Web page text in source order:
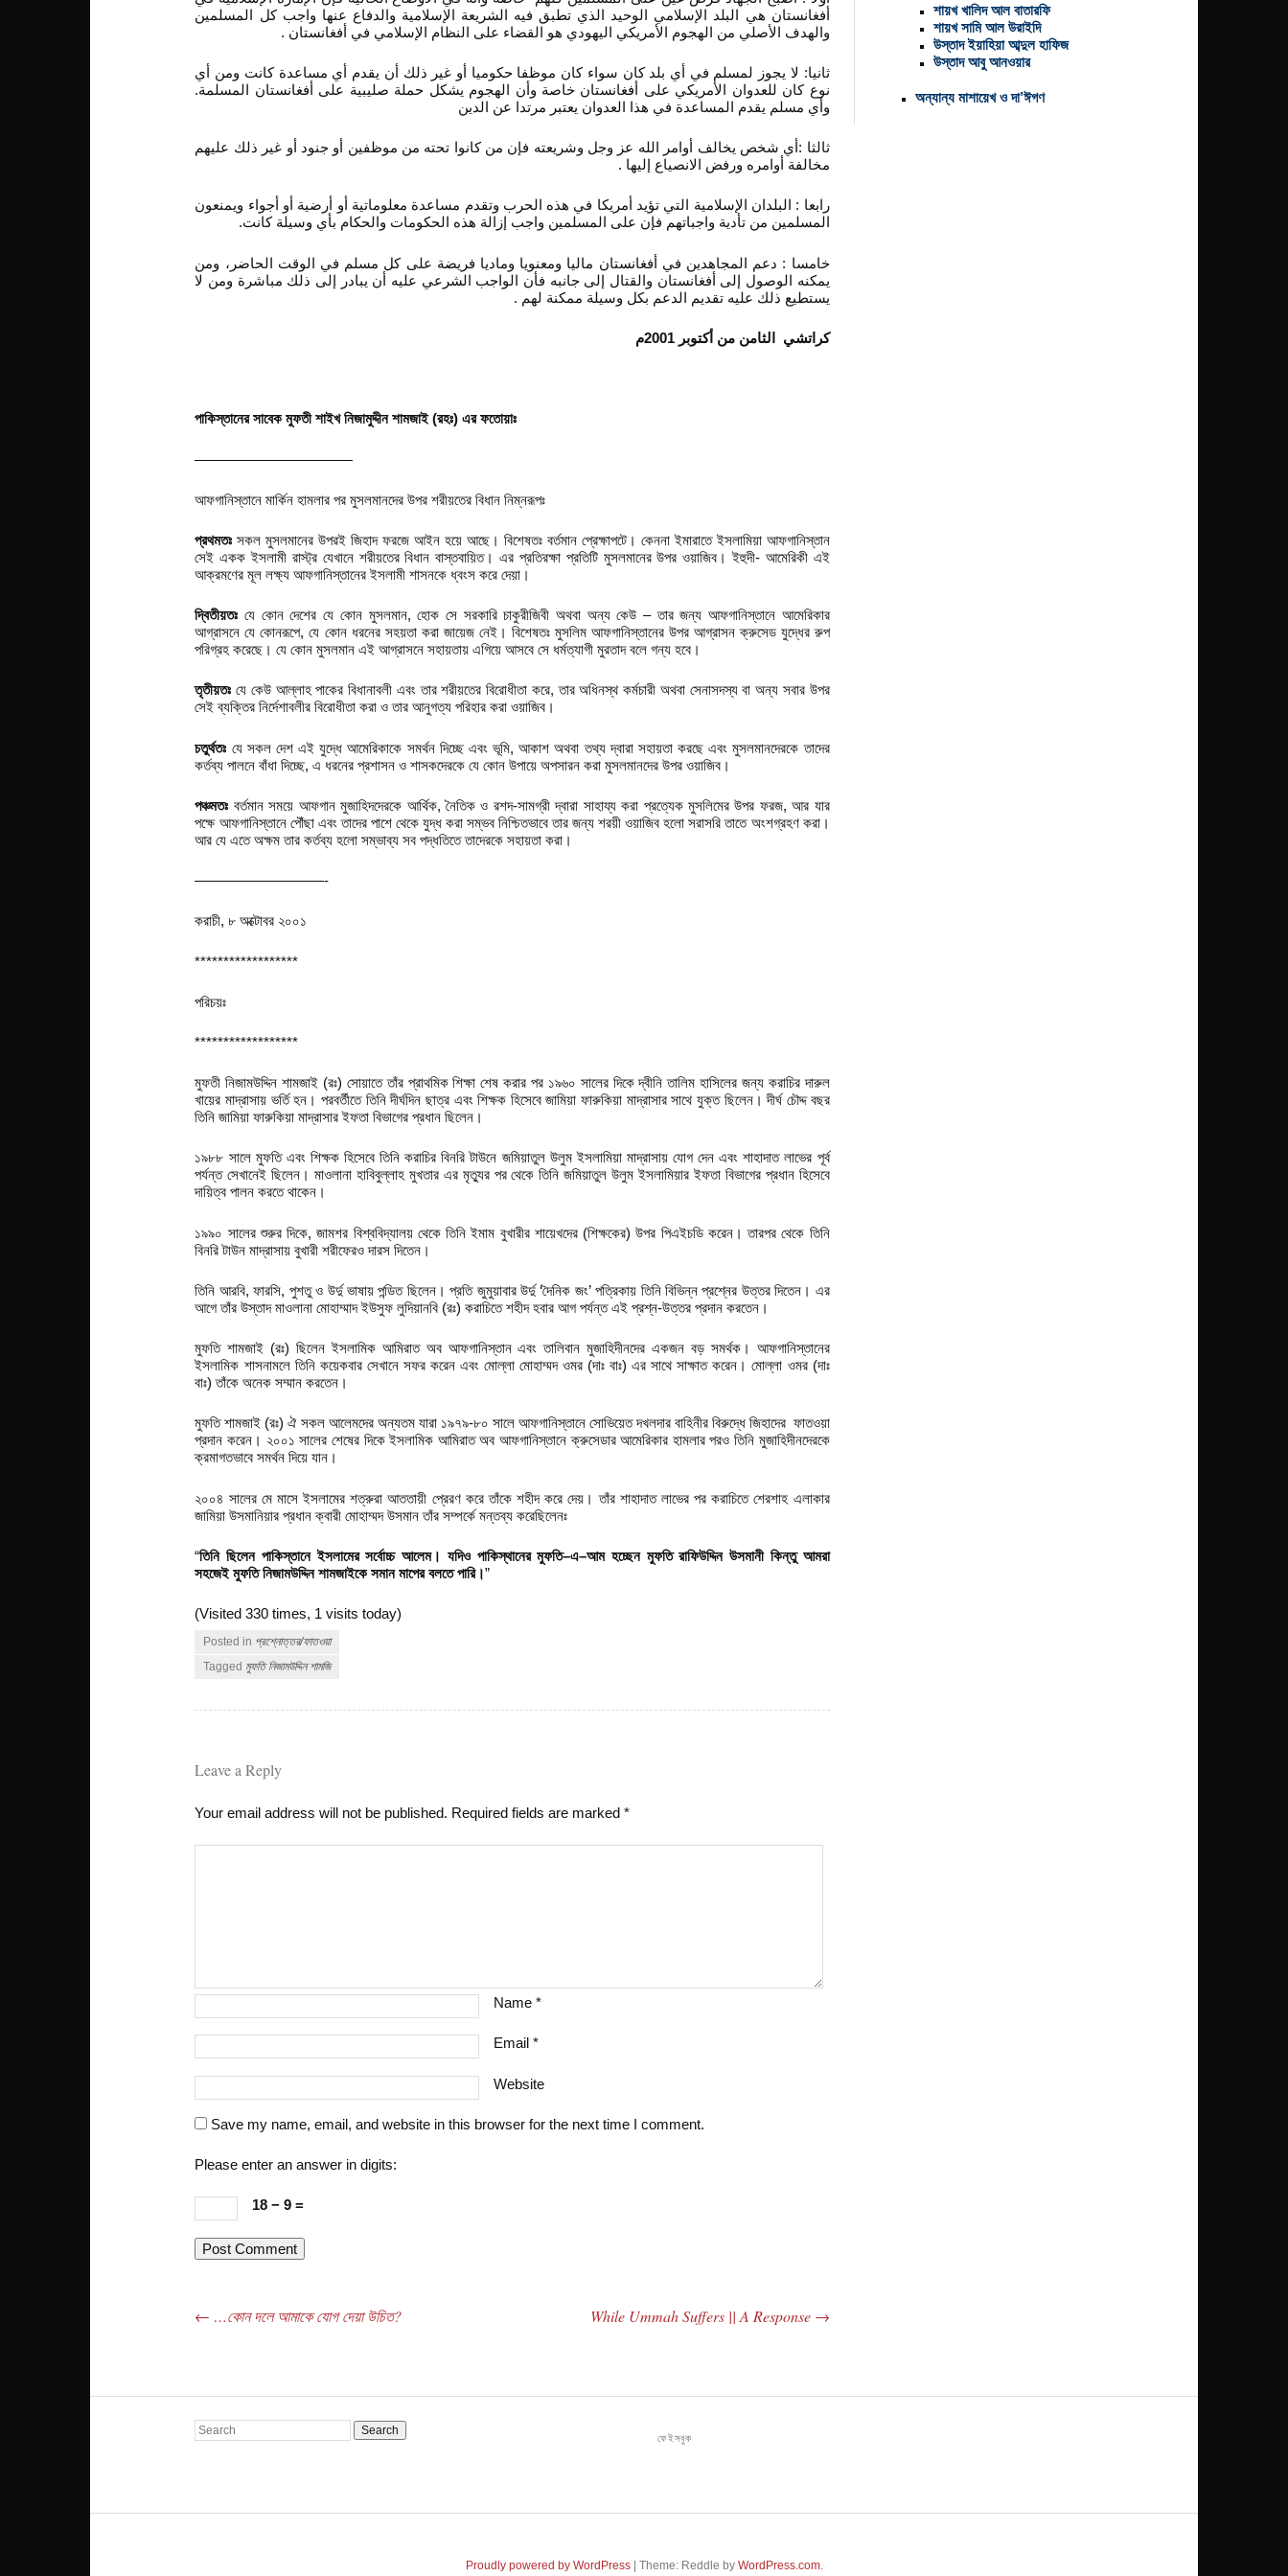
أفغانستان هي البلد الإسلامي الوحيد الذي تطبق فيه الشريعة الإسلامية والدفاع عنها واجب كل المسلمين
والهدف الأصلي من الهجوم الأمريكي اليهودي هو القضاء على النظام الإسلامي في أفغانستان .
ثانيا: لا يجوز لمسلم في أي بلد كان سواء كان موظفا حكوميا أو غير ذلك أن يقدم أي مساعدة كانت ومن أي
نوع كان للعدوان الأمريكي على أفغانستان خاصة وأن الهجوم يشكل حملة صليبية على أفغانستان المسلمة.
وأي مسلم يقدم المساعدة في هذا العدوان يعتبر مرتدا عن الدين
ثالثا :أي شخص يخالف أوامر الله عز وجل وشريعته فإن من كانوا تحته من موظفين أو جنود أو غير ذلك عليهم
مخالفة أوامره ورفض الانصياع إليها .
رابعا : البلدان الإسلامية التي تؤيد أمريكا في هذه الحرب وتقدم مساعدة معلوماتية أو أرضية أو أجواء ويمنعون
المسلمين من تأدية واجباتهم فإن على المسلمين واجب إزالة هذه الحكومات والحكام بأي وسيلة كانت.
خامسا : دعم المجاهدين في أفغانستان ماليا ومعنويا وماديا فريضة على كل مسلم في الوقت الحاضر، ومن
يمكنه الوصول إلى أفغانستان والقتال إلى جانبه فأن الواجب الشرعي عليه أن يبادر إلى ذلك مباشرة ومن لا
يستطيع ذلك عليه تقديم الدعم بكل وسيلة ممكنة لهم .
كراتشي الثامن من أكتوبر 2001م
পাকিস্তানের সাবেক মুফতী শাইখ নিজামুদ্দীন শামজাই (রহঃ) এর ফতোয়াঃ
———————————
আফগানিস্তানে মার্কিন হামলার পর মুসলমানদের উপর শরীয়তের বিধান নিম্নরূপঃ
প্রথমতঃসকল মুসলমানের উপরই জিহাদ ফরজে আইন হয়ে আছে। বিশেষতঃ বর্তমান প্রেক্ষাপটে। কেননা ইমারাতে ইসলামিয়া আফগানিস্তান
সেই একক ইসলামী রাস্ট্র যেখানে শরীয়তের বিধান বাস্তবায়িত। এর প্রতিরক্ষা প্রতিটি মুসলমানের উপর ওয়াজিব। ইহুদী- আমেরিকী এই
আক্রমণের মূল লক্ষ্য আফগানিস্তানের ইসলামী শাসনকে ধ্বংস করে দেয়া।
দ্বিতীয়তঃ যে কোন দেশের যে কোন মুসলমান, হোক সে সরকারি চাকুরীজিবী অথবা অন্য কেউ – তার জন্য আফগানিস্তানে আমেরিকার
আগ্রাসনে যে কোনরূপে, যে কোন ধরনের সহয়তা করা জায়েজ নেই। বিশেষতঃ মুসলিম আফগানিস্তানের উপর আগ্রাসন ক্রুসেড যুদ্ধের রুপ
পরিগ্রহ করেছে। যে কোন মুসলমান এই আগ্রাসনে সহায়তায় এগিয়ে আসবে সে ধর্মত্যাগী মুরতাদ বলে গন্য হবে।
তৃতীয়তঃ যে কেউ আল্লাহ পাকের বিধানাবলী এবং তার শরীয়তের বিরোধীতা করে, তার অধিনস্থ কর্মচারী অথবা সেনাসদস্য বা অন্য সবার উপর
সেই ব্যক্তির নির্দেশাবলীর বিরোধীতা করা ও তার আনুগত্য পরিহার করা ওয়াজিব।
চতুর্থতঃ যে সকল দেশ এই যুদ্ধে আমেরিকাকে সমর্থন দিচ্ছে এবং ভূমি, আকাশ অথবা তথ্য দ্বারা সহায়তা করছে এবং মুসলমানদেরকে তাদের
কর্তব্য পালনে বাঁধা দিচ্ছে, এ ধরনের প্রশাসন ও শাসকদেরকে যে কোন উপায়ে অপসারন করা মুসলমানদের উপর ওয়াজিব।
পঞ্চমতঃ বর্তমান সময়ে আফগান মুজাহিদদেরকে আর্থিক, নৈতিক ও রশদ-সামগ্রী দ্বারা সাহায্য করা প্রত্যেক মুসলিমের উপর ফরজ, আর যার
পক্ষে আফগানিস্তানে পৌঁছা এবং তাদের পাশে থেকে যুদ্ধ করা সম্ভব নিশ্চিতভাবে তার জন্য শরয়ী ওয়াজিব হলো সরাসরি তাতে অংশগ্রহণ করা।
আর যে এতে অক্ষম তার কর্তব্য হলো সম্ভাব্য সব পদ্ধতিতে তাদেরকে সহায়তা করা।
—————————-
করাচী, ৮ অক্টোবর ২০০১
******************
পরিচয়ঃ
******************
মুফতী নিজামউদ্দিন শামজাই (রঃ) সোয়াতে তাঁর প্রাথমিক শিক্ষা শেষ করার পর ১৯৬০ সালের দিকে দ্বীনি তালিম হাসিলের জন্য করাচির দারুল
খায়ের মাদ্রাসায় ভর্তি হন। পরবর্তীতে তিনি দীর্ঘদিন ছাত্র এবং শিক্ষক হিসেবে জামিয়া ফারুকিয়া মাদ্রাসার সাথে যুক্ত ছিলেন। দীর্ঘ চৌদ্দ বছর
তিনি জামিয়া ফারুকিয়া মাদ্রাসার ইফতা বিভাগের প্রধান ছিলেন।
১৯৮৮ সালে মুফতি এবং শিক্ষক হিসেবে তিনি করাচির বিনরি টাউনে জমিয়াতুল উলুম ইসলামিয়া মাদ্রাসায় যোগ দেন এবং শাহাদাত লাভের পূর্ব
পর্যন্ত সেখানেই ছিলেন। মাওলানা হাবিবুল্লাহ মুখতার এর মৃত্যুর পর থেকে তিনি জমিয়াতুল উলুম ইসলামিয়ার ইফতা বিভাগের প্রধান হিসেবে
দায়িত্ব পালন করতে থাকেন।
১৯৯০ সালের শুরুর দিকে, জামশর বিশ্ববিদ্যালয় থেকে তিনি ইমাম বুখারীর শায়েখদের (শিক্ষকের) উপর পিএইচডি করেন। তারপর থেকে তিনি
বিনরি টাউন মাদ্রাসায় বুখারী শরীফেরও দারস দিতেন।
তিনি আরবি, ফারসি, পুশতু ও উর্দু ভাষায় পন্ডিত ছিলেন। প্রতি জুমুয়াবার উর্দু ‘দৈনিক জং’ পত্রিকায় তিনি বিভিন্ন প্রশ্নের উত্তর দিতেন। এর
আগে তাঁর উস্তাদ মাওলানা মোহাম্মাদ ইউসুফ লুদিয়ানবি (রঃ) করাচিতে শহীদ হবার আগ পর্যন্ত এই প্রশ্ন-উত্তর প্রদান করতেন।
মুফতি শামজাই (রঃ) ছিলেন ইসলামিক আমিরাত অব আফগানিস্তান এবং তালিবান মুজাহিদীনদের একজন বড় সমর্থক। আফগানিস্তানের
ইসলামিক শাসনামলে তিনি কয়েকবার সেখানে সফর করেন এবং মোল্লা মোহাম্মদ ওমর (দাঃ বাঃ) এর সাথে সাক্ষাত করেন। মোল্লা ওমর (দাঃ
বাঃ) তাঁকে অনেক সম্মান করতেন।
মুফতি শামজাই (রঃ) ঐ সকল আলেমদের অন্যতম যারা ১৯৭৯-৮০ সালে আফগানিস্তানে সোভিয়েত দখলদার বাহিনীর বিরুদ্ধে জিহাদের ফাতওয়া
প্রদান করেন। ২০০১ সালের শেষের দিকে ইসলামিক আমিরাত অব আফগানিস্তানে ক্রুসেডার আমেরিকার হামলার পরও তিনি মুজাহিদীনদেরকে
ক্রমাগতভাবে সমর্থন দিয়ে যান।
২০০৪ সালের মে মাসে ইসলামের শত্রুরা আততায়ী প্রেরণ করে তাঁকে শহীদ করে দেয়। তাঁর শাহাদাত লাভের পর করাচিতে শেরশাহ এলাকার
জামিয়া উসমানিয়ার প্রধান ক্বারী মোহাম্মদ উসমান তাঁর সম্পর্কে মন্তব্য করেছিলেনঃ
“তিনি ছিলেন পাকিস্তানে ইসলামের সর্বোচ্চ আলেম। যদিও পাকিস্থানের মুফতি–এ–আম হচ্ছেন মুফতি রাফিউদ্দিনউসমানী কিন্তুআমরা
সহজেই মুফতি নিজামউদ্দিন শামজাইকে সমান মাপের বলতে পারি।”
(Visited 330 times, 1 visits today)
Posted in প্রশ্নোত্তর/ফাতওয়া
Tagged মুফতি নিজামউদ্দিন শামজি
Leave a Reply
Your email address will not be published. Required fields are marked*
Name*
Email*
Website
Save my name, email, and website in this browser for the next time I comment.
Please enter an answer in digits:
18 − 9 =
← …কোন দলে আমাকে যোগ দেয়া উচিত? While Ummah Suffers || A Response →
শায়খ খালিদ আল বাতারফি
শায়খ সামি আল উরাইদি
উস্তাদ ইয়াহিয়া আব্দুল হাফিজ
উস্তাদ আবু আনওয়ার
অন্যান্য মাশায়েখ ও দা’ঈগণ
Search
ফেইসবুক
Proudly powered by WordPress | Theme: Reddle by WordPress.com.